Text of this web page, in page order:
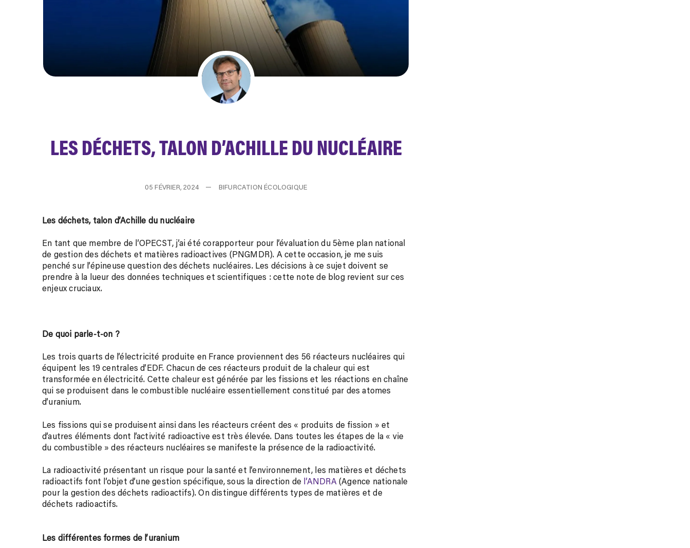
LES DÉCHETS, TALON D’ACHILLE DU NUCLÉAIRE
05 FÉVRIER, 2024 BIFURCATION ÉCOLOGIQUE
Les déchets, talon d’Achille du nucléaire
En tant que membre de l’OPECST, j’ai été corapporteur pour l’évaluation du 5èmeplan national
de gestion des déchets et matières radioactives (PNGMDR). A cette occasion, je me suis
penché sur l’épineuse question des déchets nucléaires. Les décisions à ce sujet doivent se
prendre à la lueur des données techniques et scientifiques : cette note de blog revient sur ces
enjeux cruciaux.
De quoi parle-t-on ?
Les trois quarts de l’électricité produite en France proviennent des 56 réacteurs nucléaires qui
équipent les 19 centrales d’EDF. Chacun de ces réacteurs produit de la chaleur qui est
transformée en électricité. Cette chaleur est générée par les fissions et les réactions en chaîne
qui se produisent dans le combustible nucléaire essentiellement constitué par des atomes
d’uranium.
Les fissions qui se produisent ainsi dans les réacteurs créent des « produits de fission » et
d’autres éléments dont l’activité radioactive est très élevée. Dans toutes les étapes de la « vie
du combustible » des réacteurs nucléaires se manifeste la présence de la radioactivité.
La radioactivité présentant un risque pour la santé et l’environnement, les matières et déchets
radioactifs font l’objet d’une gestion spécifique, sous la direction de l’ANDRA(Agence nationale
pour la gestion des déchets radioactifs). On distingue différents types de matières et de
déchets radioactifs.
Les différentes formes de l’uranium